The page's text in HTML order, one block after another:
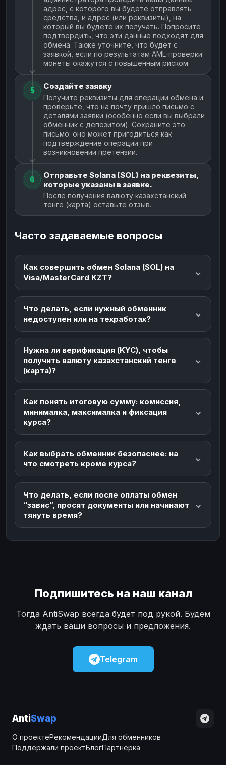
адрес, с которого вы будете отправлять
средства, и адрес (или реквизиты), на
который вы будете их получать. Попросите
подтвердить, что эти данные подходят для
обмена. Также уточните, что будет с
заявкой, если по результатам AML-проверки
монеты окажутся с повышенным риском.
5 Создайте заявку
Получите реквизиты для операции обмена и
проверьте, что на почту пришло письмо с
деталями заявки (особенно если вы выбрали
обменник с депозитом). Сохраните это
письмо: оно может пригодиться как
подтверждение операции при
возникновении претензии.
6
Отправьте Solana (SOL) на реквезиты,
которые указаны в заявке.
После получения валюту казахстанский
тенге (карта) оставьте отзыв.
Часто задаваемые вопросы
Как совершить обмен Solana (SOL) на
Visa/MasterCard KZT?
Что делать, если нужный обменник
недоступен или на техработах?
Нужна ли верификация (KYC), чтобы
получить валюту казахстанский тенге
(карта)?
Как понять итоговую сумму: комиссия,
минималка, максималка и фиксация
курса?
Как выбрать обменник безопаснее: на
что смотреть кроме курса?
Что делать, если после оплаты обмен
“завис”, просят документы или начинают
тянуть время?
Подпишитесь на наш канал
Тогда AntiSwap всегда будет под рукой. Будем
ждать ваши вопросы и предложения.
Telegram
AntiSwap
О проектеРекомендацииДля обменников
Поддержали проектБлогПартнёрка